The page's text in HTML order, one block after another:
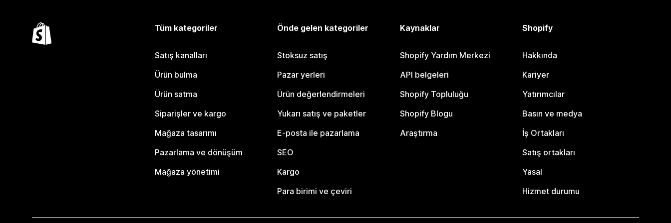
Tüm kategoriler
Satış kanalları
Ürün bulma
Ürün satma
Siparişler ve kargo
Mağaza tasarımı
Pazarlama ve dönüşüm
Mağaza yönetimi
Önde gelen kategoriler
Stoksuz satış
Pazar yerleri
Ürün değerlendirmeleri
Yukarı satış ve paketler
E-posta ile pazarlama
SEO
Kargo
Para birimi ve çeviri
Kaynaklar
Shopify Yardım Merkezi
API belgeleri
Shopify Topluluğu
Shopify Blogu
Araştırma
Shopify
Hakkında
Kariyer
Yatırımcılar
Basın ve medya
İş Ortakları
Satış ortakları
Yasal
Hizmet durumu